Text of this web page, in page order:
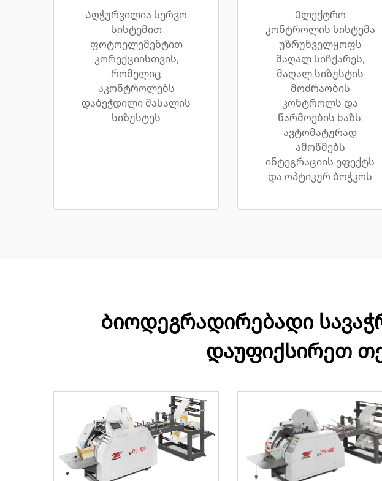
Აღჭურვილია სერვო
სისტემით
ფოტოელემენტით
კორექციისთვის,
რომელიც
აკონტროლებს
დაბეჭდილი მასალის
სიზუსტეს
Ელექტრო
კონტროლის სისტემა
უზრუნველყოფს
მაღალ სიჩქარეს,
მაღალ სიზუსტის
მოძრაობის
კონტროლს და
წარმოების ხაზს.
ავტომატურად
ამოწმებს
ინტეგრაციის ეფექტს
და ოპტიკურ ბოჭკოს
Ბიოდეგრადირებადი
დაუფიქსირეთ